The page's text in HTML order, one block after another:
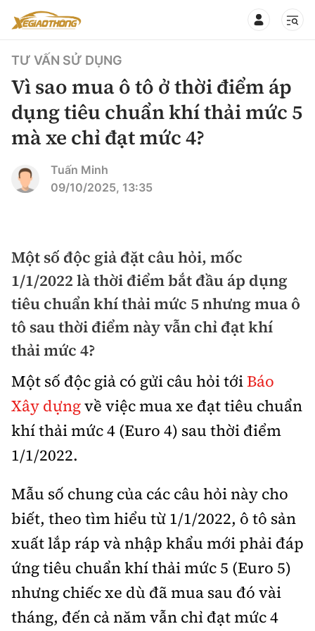
CHUYÊN MỤC QUAY LẠI BÁO XÂY DỰNG
360° xe
Chính sách
Góc nhìn
Tâm điểm
Xe chuyên dụng
Xe máy
Đánh giá xe
Đánh giá xe mới
So sánh
Xếp hạng xe
Lái mới
Tư vấn sử dụng
Chọn xe
Lái xe an toàn
Bảo hiểm xe
Sản phẩm bảo hiểm
Bồi thường bảo hiểm
Xe xanh
Video
Review xe
Tư vấn
Ảnh
Xe máy
Cơ quan chủ quản: Bộ Xây dựng
TƯ VẤN SỬ DỤNG
Vì sao mua ô tô ở thời điểm áp
dụng tiêu chuẩn khí thải mức 5
mà xe chỉ đạt mức 4?
Tuấn Minh
09/10/2025, 13:35
Một số độc giả đặt câu hỏi, mốc
1/1/2022 là thời điểm bắt đầu áp dụng
tiêu chuẩn khí thải mức 5 nhưng mua ô
tô sau thời điểm này vẫn chỉ đạt khí
thải mức 4?
Một số độc giả có gửi câu hỏi tớiBáo
Xây dựngvề việc mua xe đạt tiêu chuẩn
khí thải mức 4 (Euro 4) sau thời điểm
1/1/2022.
Mẫu số chung của các câu hỏi này cho
biết, theo tìm hiểu từ 1/1/2022, ô tô sản
xuất lắp ráp và nhập khẩu mới phải đáp
ứng tiêu chuẩn khí thải mức 5 (Euro 5)
nhưng chiếc xe dù đã mua sau đó vài
tháng, đến cả năm vẫn chỉ đạt mức 4